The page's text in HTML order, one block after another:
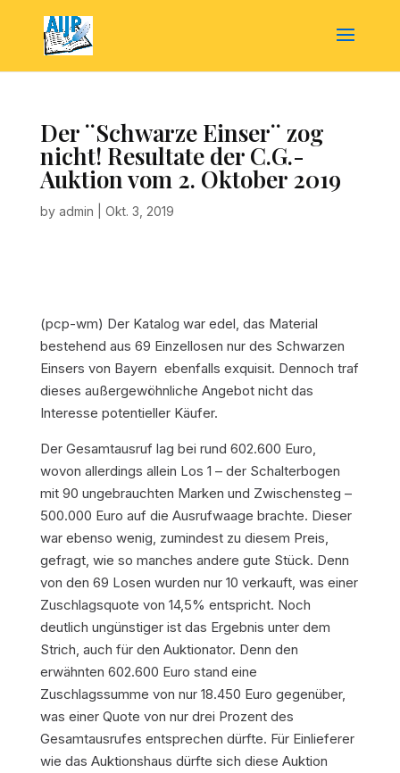
Der ¨Schwarze Einser¨ zog
nicht! Resultate der C.G.-
Auktion vom 2. Oktober 2019
by admin Okt. 3, 2019
(pcp-wm) Der Katalog war edel, das Material 
bestehend aus 69 Einzellosen nur des Schwarzen
Einsers von Bayern  ebenfalls exquisit. Dennoch traf
dieses außergewöhnliche Angebot nicht das
Interesse potentieller Käufer.
Der Gesamtausruf lag bei rund 602.600 Euro,
wovon allerdings allein Los 1 – der Schalterbogen
mit 90 ungebrauchten Marken und Zwischensteg –
500.000 Euro auf die Ausrufwaage brachte. Dieser
war ebenso wenig, zumindest zu diesem Preis,
gefragt, wie so manches andere gute Stück. Denn
von den 69 Losen wurden nur 10 verkauft, was einer
Zuschlagsquote von 14,5% entspricht. Noch
deutlich ungünstiger ist das Ergebnis unter dem
Strich, auch für den Auktionator. Denn den
erwähnten 602.600 Euro stand eine
Zuschlagssumme von nur 18.450 Euro gegenüber,
was einer Quote von nur drei Prozent des
Gesamtausrufes entsprechen dürfte. Für Einlieferer
wie das Auktionshaus dürfte sich diese Auktion